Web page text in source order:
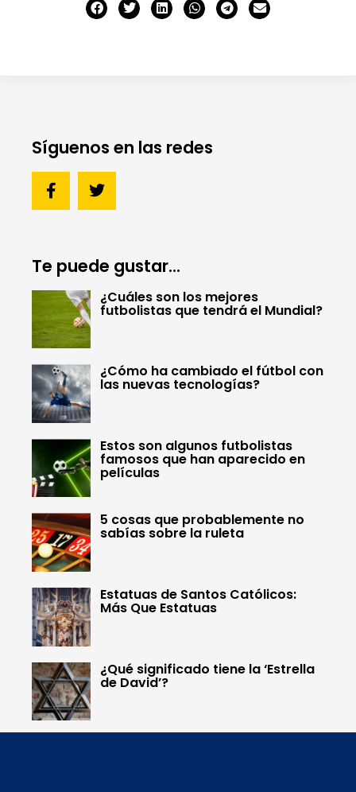
Síguenos en las redes
Te puede gustar...
¿Cuáles son los mejores
futbolistas que tendrá el Mundial?
¿Cómo ha cambiado el fútbol con
las nuevas tecnologías?
Estos son algunos futbolistas
famosos que han aparecido en
películas
5 cosas que probablemente no
sabías sobre la ruleta
Estatuas de Santos Católicos:
Más Que Estatuas
¿Qué significado tiene la ‘Estrella
de David’?